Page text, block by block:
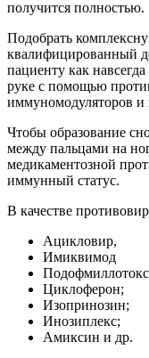
получится полностью.
Подобрать
квалифицированный
пациенту как
руке с помощью
иммуномодуляторов и
Чтобы образование
между пальцами на
медикаментозной
иммунный статус.
В качестве
Ацикловир,
Имиквимод
Циклоферон;
Изопринозин;
Инозиплекс;
Амиксин и др.